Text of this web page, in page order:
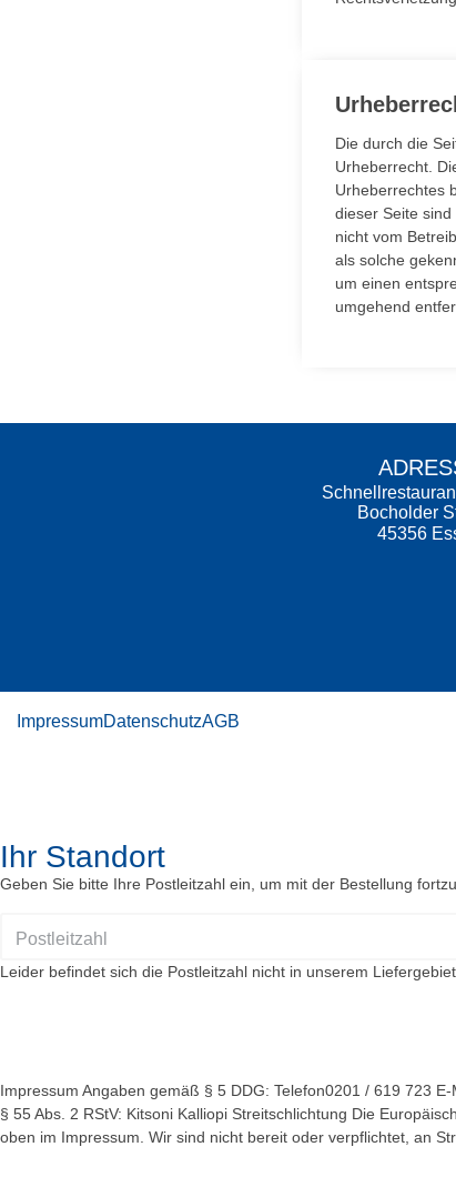
Die durch die
Urheberrecht.
Urheberrechtes
dieser Seite
nicht vom
als solche
um einen
umgehend
Bocholder
45356
ImpressumDatenschutzAGB
Ihr Standort
Geben Sie bitte Ihre Postleitzahl ein, um mit der Bestellung
Leider befindet sich die Postleitzahl nicht in unserem Liefergebiet.
Impressum Angaben gemäß § 5 DDG: Telefon0201 / 619 723
§ 55 Abs. 2 RStV: Kitsoni Kalliopi Streitschlichtung Die
oben im Impressum. Wir sind nicht bereit oder verpflichtet, an